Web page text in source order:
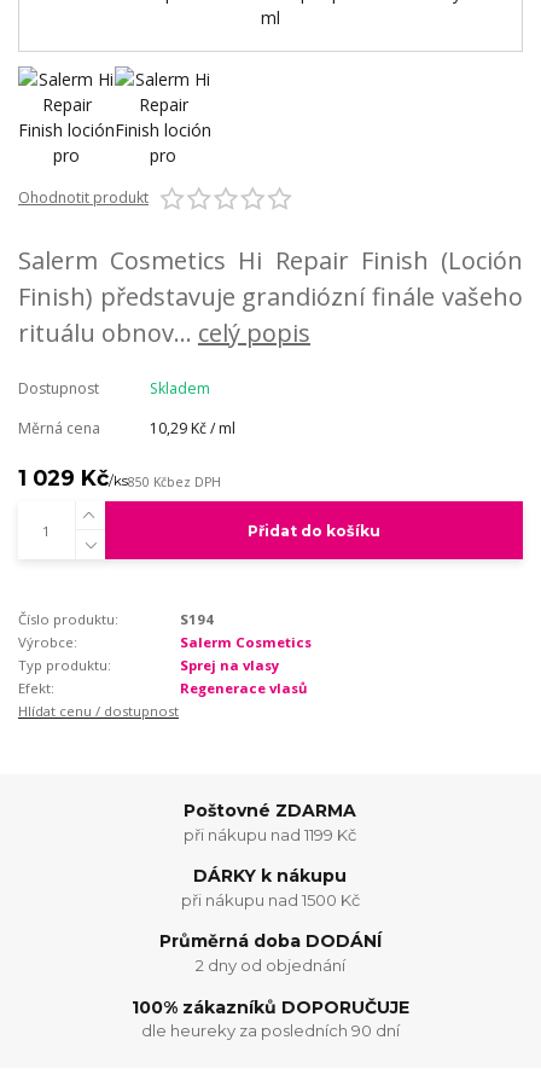
Ohodnotit produkt
Salerm Cosmetics Hi Repair Finish (Loción
Finish) představuje grandiózní finále vašeho
rituálu obnov... celý popis
Dostupnost
Skladem
Měrná cena
10,29 Kč / ml
1 029 Kč/ks850 Kčbez DPH
Přidat do košíku
Číslo produktu:
S194
Výrobce:
Salerm Cosmetics
Typ produktu:
Sprej na vlasy
Efekt:
Regenerace vlasů
Hlídat cenu / dostupnost
Poštovné ZDARMA
při nákupu nad 1199 Kč
DÁRKY k nákupu
při nákupu nad 1500 Kč
Průměrná doba DODÁNÍ
2 dny od objednání
100% zákazníků DOPORUČUJE
dle heureky za posledních 90 dní